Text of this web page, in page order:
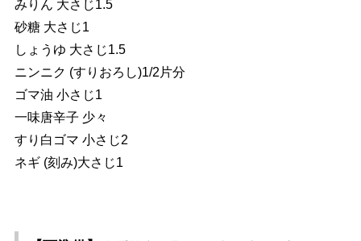
みりん 大さじ1.5
砂糖 大さじ1
しょうゆ 大さじ1.5
ニンニク (すりおろし)1/2片分
ゴマ油 小さじ1
一味唐辛子 少々
すり白ゴマ 小さじ2
ネギ (刻み)大さじ1